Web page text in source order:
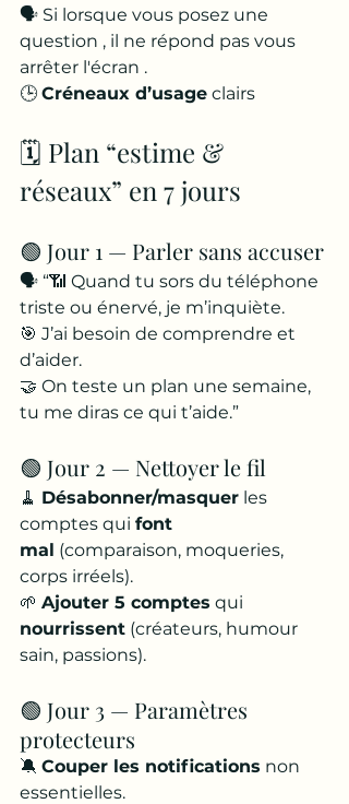
🗣️ Si lorsque vous posez une
question , il ne répond pas vous
arrêter l'écran .
🕒 Créneaux d’usage clairs
🗓️ Plan “estime &
réseaux” en 7 jours
🟢 Jour 1 — Parler sans accuser
🗣️ “📶 Quand tu sors du téléphone
triste ou énervé, je m’inquiète.
🎯 J’ai besoin de comprendre et
d’aider.
🤝 On teste un plan une semaine,
tu me diras ce qui t’aide.”
🟢 Jour 2 — Nettoyer le fil
🧹 Désabonner/masquer les
comptes qui font
mal (comparaison, moqueries,
corps irréels).
🌱 Ajouter 5 comptes qui
nourrissent (créateurs, humour
sain, passions).
🟢 Jour 3 — Paramètres
protecteurs
🔕 Couper les notifications non
essentielles.